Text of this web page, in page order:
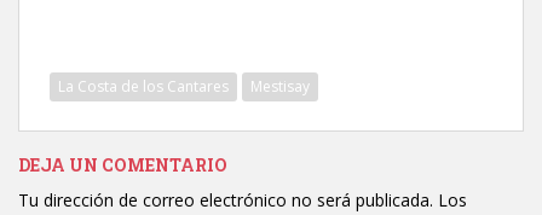
La Costa de los Cantares Mestisay
DEJA UN COMENTARIO
Tu dirección de correo electrónico no será publicada. Los